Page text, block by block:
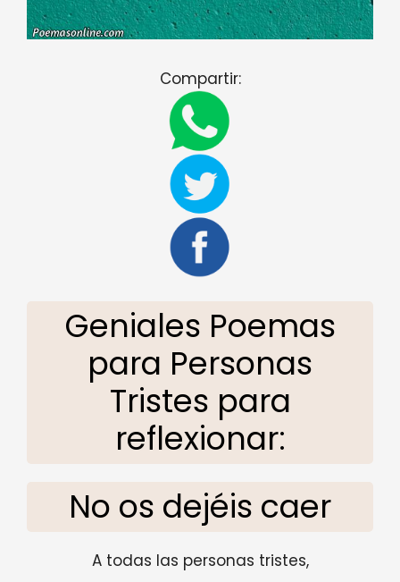
Compartir:
Geniales Poemas
para Personas
Tristes para
reflexionar:
No os dejéis caer
A todas las personas tristes,